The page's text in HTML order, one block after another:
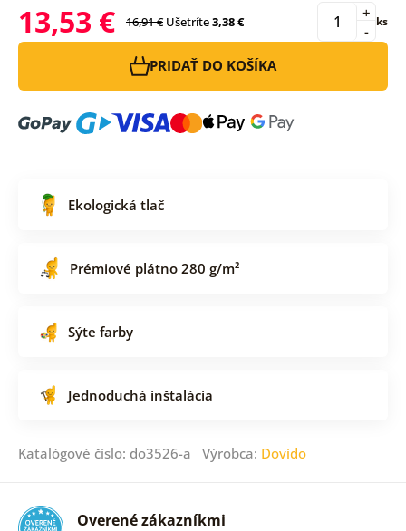
13,53 € 16,91 € Ušetríte3,38 € -
+ ks
PRIDAŤ DO KOŠÍKA
Ekologická tlač
Prémiové plátno 280 g/m²
Sýte farby
Jednoduchá inštalácia
Katalógové číslo: do3526-a Výrobca: Dovido
Overené zákazníkmi